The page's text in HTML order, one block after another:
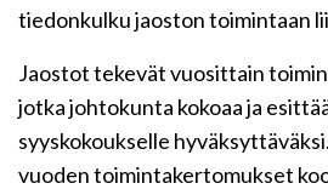
tiedonkulku jaoston toimintaan
Jaostot tekevät vuosittain
jotka johtokunta kokoaa ja
syyskokoukselle
vuoden toimintakertomukset